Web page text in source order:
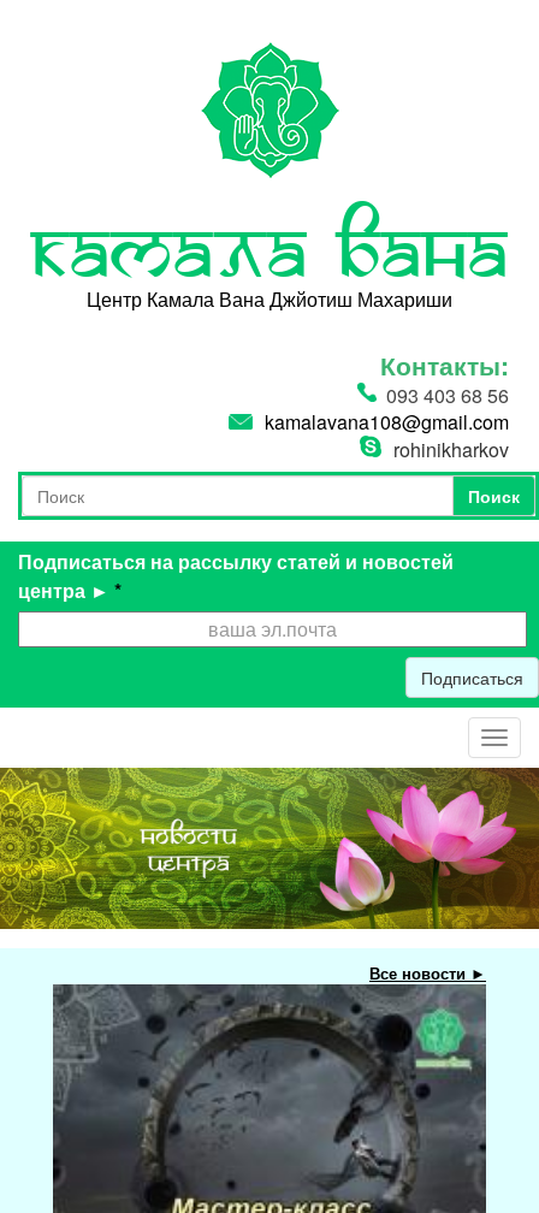
Камала Вана
Центр Камала Вана Джйотиш Махариши
Контакты:
093 403 68 56
kamalavana108@gmail.com
rohinikharkov
Форма поиска
Поиск
Поиск
Подписаться на рассылку статей и новостей
центра ► *
Подписаться
Все новости ►